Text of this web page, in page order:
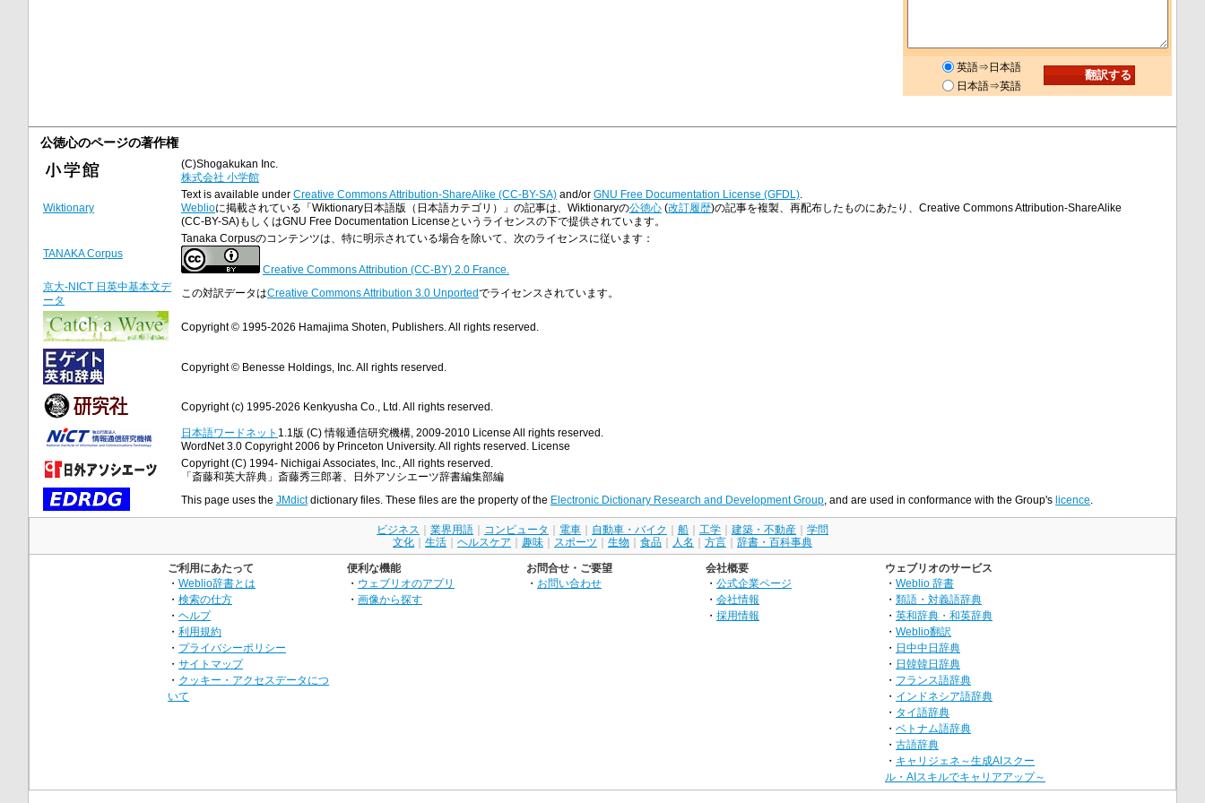
英語⇒日本語
日本語⇒英語
公徳心のページの著作権
(C)Shogakukan Inc.
株式会社 小学館
Wiktionary
Text is available under Creative Commons Attribution-ShareAlike (CC-BY-SA) and/or GNU Free Documentation License (GFDL)
Weblioに掲載されている「Wiktionary日本語版（日本語カテゴリ）」の記事は、Wiktionaryの公徳心 (改訂履歴)の記事を複製、再配布したものにあたり、Creative Commons Attribution-ShareAlike
(CC-BY-SA)もしくはGNU Free Documentation Licenseというライセンスの下で提供されています。
TANAKA Corpus
Tanaka Corpusのコンテンツは、特に明示されている場合を除いて、次のライセンスに従います：
Creative Commons Attribution (CC-BY) 2.0 France.
京大-NICT 日英中基本文デ
ータ
この対訳データはCreative Commons Attribution 3.0 Unportedでライセンスされています。
Copyright © 1995-2026 Hamajima Shoten, Publishers. All rights reserved.
Copyright © Benesse Holdings, Inc. All rights reserved.
Copyright (c) 1995-2026 Kenkyusha Co., Ltd. All rights reserved.
日本語ワードネット 1.1版 (C) 情報通信研究機構, 2009-2010 License All rights reserved.
WordNet 3.0 Copyright 2006 by Princeton University. All rights reserved. License
Copyright (C) 1994- Nichigai Associates, Inc., All rights reserved.
「斎藤和英大辞典」斎藤秀三郎著、日外アソシエーツ辞書編集部編
This page uses the JMdictdictionary files. These files are the property of the Electronic Dictionary Research and Development Group , and are used in conformance with the Group's licence
ビジネス 業界用語 コンピュータ 電車 自動車・バイク 船 工学 建築・不動産
学問
文化
生活 ヘルスケア 趣味 スポーツ 生物 食品 人名 方言 辞書・百科事典
ご利用にあたって
・ Weblio辞書とは
・ 検索の仕方
・ ヘルプ
・ 利用規約
・ プライバシーポリシー
・ サイトマップ
・ クッキー・アクセスデータにつ
いて
便利な機能
・ ウェブリオのアプリ
・ 画像から探す
お問合せ・ご要望
・ お問い合わせ
会社概要
・ 公式企業ページ
・ 会社情報
・ 採用情報
ウェブリオのサービス
・ Weblio 辞書
・ 類語・対義語辞典
・ 英和辞典・和英辞典
・ Weblio翻訳
・ 日中中日辞典
・ 日韓韓日辞典
・ フランス語辞典
・ インドネシア語辞典
・ タイ語辞典
・ ベトナム語辞典
・ 古語辞典
・ キャリジェネ～生成AIスクー
ル・AIスキルでキャリアアップ～